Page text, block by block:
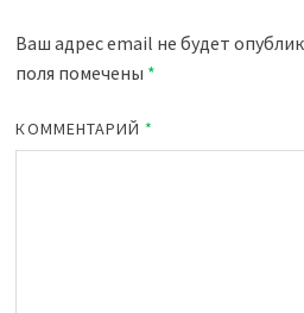
Ваш адрес email не будет
поля помечены *
КОММЕНТАРИЙ *